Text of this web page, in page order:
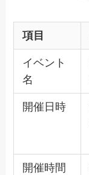
項目
イベント
名
開催日時
開催時間